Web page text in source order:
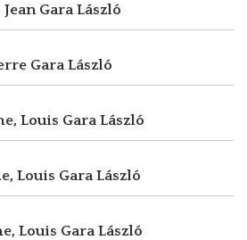
Jean Gara László
Gara László
Louis Gara László
Louis Gara László
Louis Gara László